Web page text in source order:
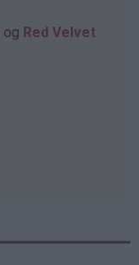
og Red Velvet